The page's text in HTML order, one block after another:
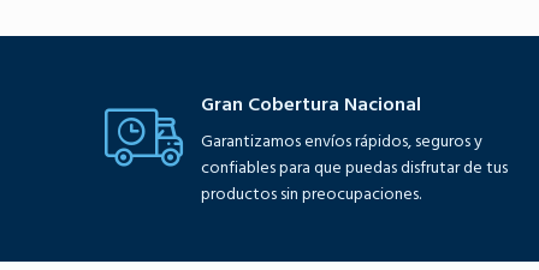
Gran Cobertura Nacional
Garantizamos envíos rápidos, seguros y
confiables para que puedas disfrutar de tus
productos sin preocupaciones.